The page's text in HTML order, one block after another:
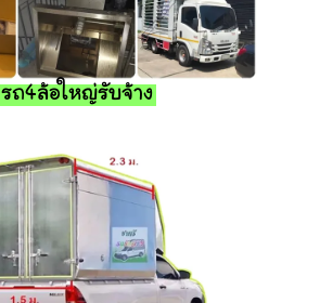
รถ4ล้อใหญ่รับจ้าง